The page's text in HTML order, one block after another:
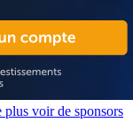
voir de sponsors